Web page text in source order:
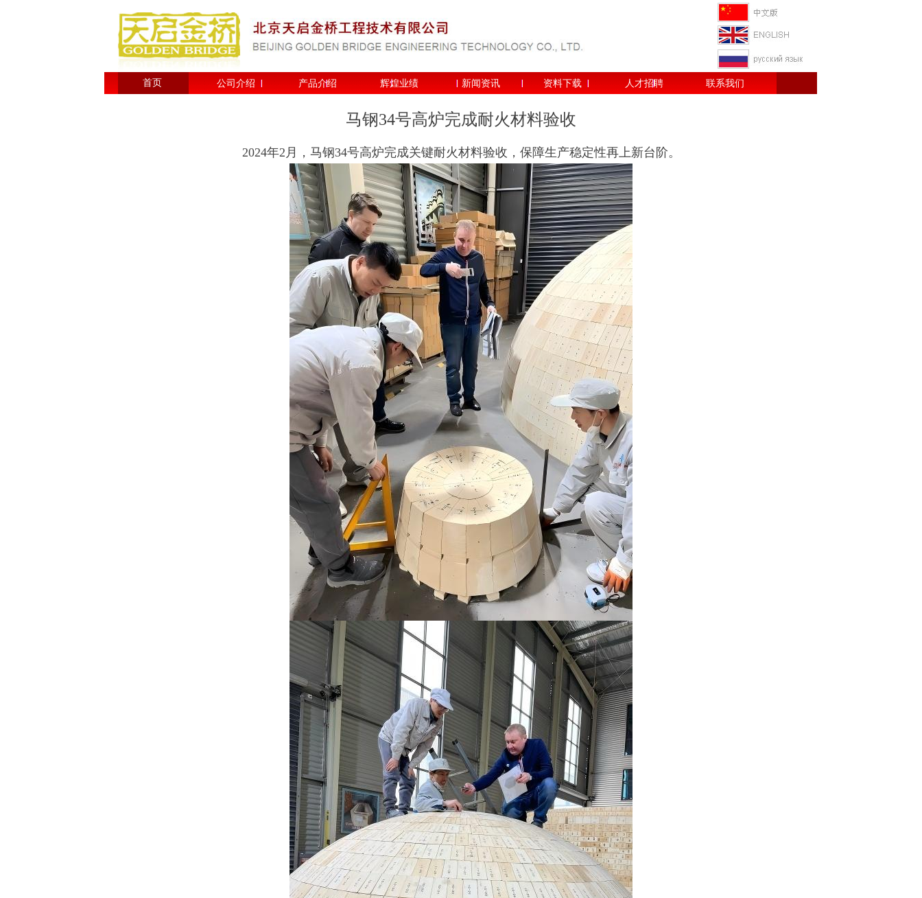
公司介绍 产品介绍 辉煌业绩 新闻资讯 资料下载 人才招聘 联系我们
首页
马钢34号高炉完成耐火材料验收
2024年2月，马钢34号高炉完成关键耐火材料验收，保障生产稳定性再上新台阶。